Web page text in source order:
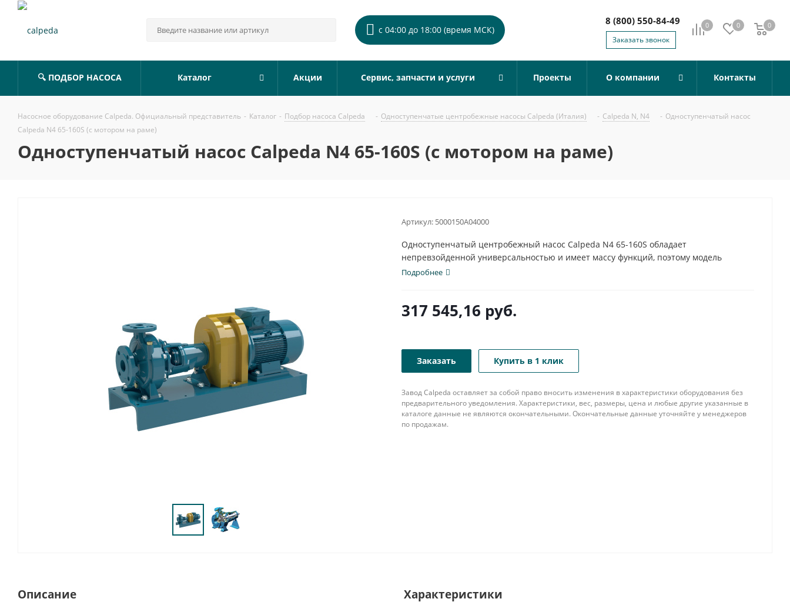
с 04:00 до 18:00 (время МСК) 0 0 0
0
8 (800) 550-84-49
Заказать звонок
🔍 ПОДБОР НАСОСА Каталог Акции Сервис, запчасти и услуги Проекты О компании Контакты
Насосное оборудование Calpeda. Официальный представитель - Каталог - Подбор насоса Calpeda - Одноступенчатые центробежные насосы Calpeda (Италия) - Calpeda N, N4 - Одноступенчатый насос
Calpeda N4 65-160S (с мотором на раме)
Одноступенчатый насос Calpeda N4 65-160S (с мотором на раме)
Артикул: 5000150A04000
Одноступенчатый центробежный насос Calpeda N4 65-160S обладает
непревзойденной универсальностью и имеет массу функций, поэтому модель
популярна в различных...
Подробнее
317 545,16 руб.
Заказать Купить в 1 клик
Завод Calpeda оставляет за собой право вносить изменения в характеристики оборудования без
предварительного уведомления. Характеристики, вес, размеры, цена и любые другие указанные в
каталоге данные не являются окончательными. Окончательные данные уточняйте у менеджеров
по продажам.
Описание Характеристики